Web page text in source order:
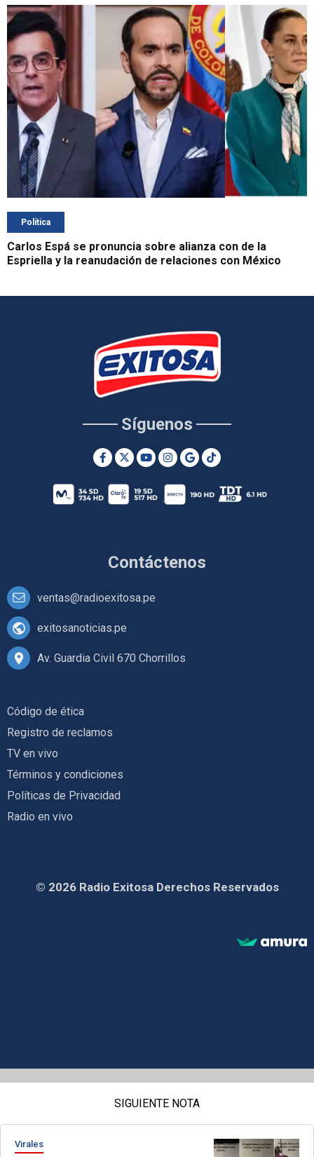
Política
Carlos Espá se pronuncia sobre alianza con de la
Espriella y la reanudación de relaciones con México
Contáctenos
ventas@radioexitosa.pe
exitosanoticias.pe
Av. Guardia Civil 670 Chorrillos
Síguenos
Código de ética
Registro de reclamos
TV en vivo
Términos y condiciones
Políticas de Privacidad
Radio en vivo
© 2026 Radio Exitosa Derechos Reservados
SIGUIENTE NOTA
Virales